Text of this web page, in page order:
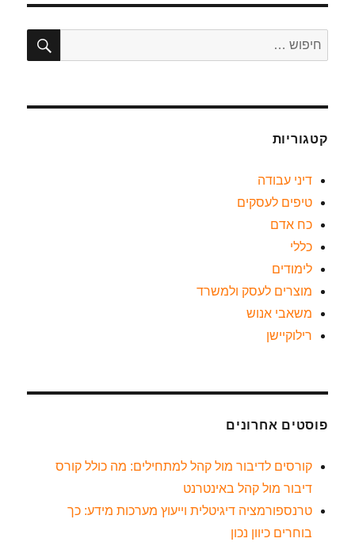
קטגוריות
דיני עבודה
טיפים לעסקים
כח אדם
כללי
לימודים
מוצרים לעסק ולמשרד
משאבי אנוש
רילוקיישן
פוסטים אחרונים
קורסים לדיבור מול קהל למתחילים: מה כולל קורס
דיבור מול קהל באינטרנט
טרנספורמציה דיגיטלית וייעוץ מערכות מידע: כך
בוחרים כיוון נכון